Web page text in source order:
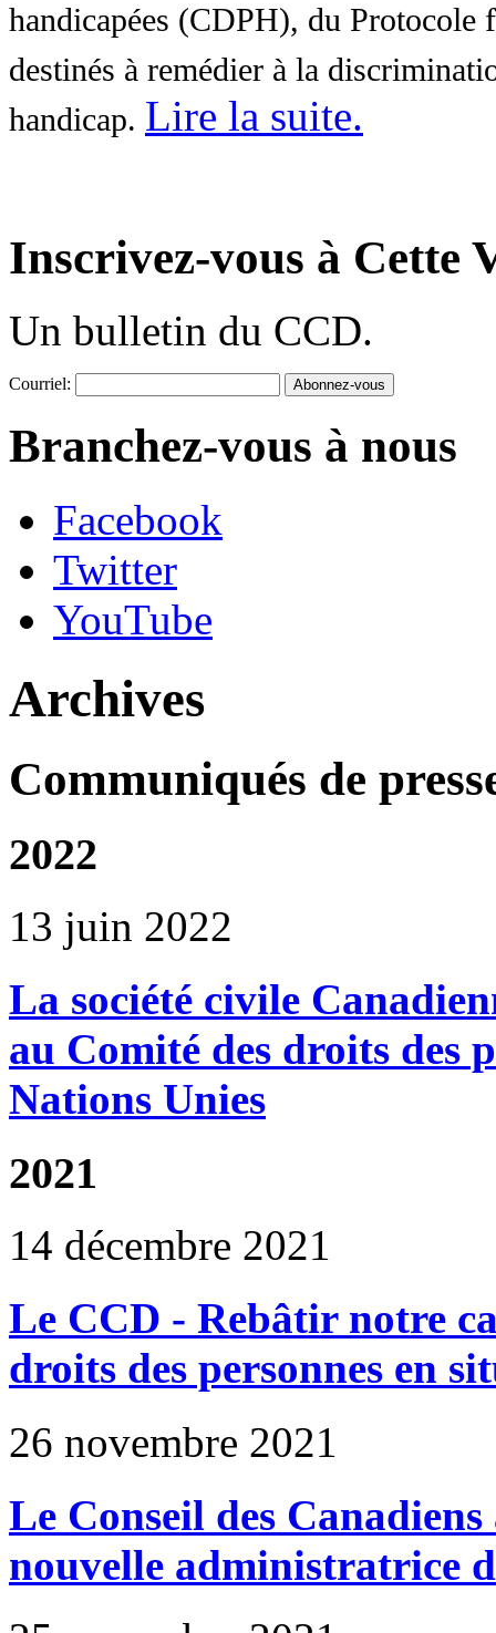
handicapées (CDPH), du Protocole
destinés à remédier à la
handicap. Lire la suite.
Inscrivez-vous à Cette
Un bulletin du CCD.
Courriel:
Branchez-vous à nous
Facebook
Twitter
YouTube
Archives
Communiqués de
2022
13 juin 2022
La société civile
au Comité des droits des
Nations Unies
2021
14 décembre 2021
Le CCD - Rebâtir notre
droits des personnes en
26 novembre 2021
Le Conseil des
nouvelle administratrice